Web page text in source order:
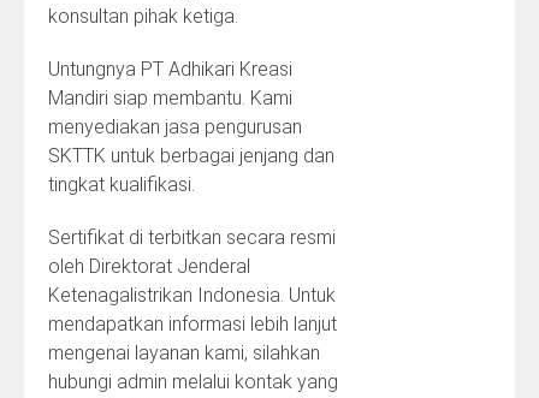
konsultan pihak ketiga.
Untungnya PT Adhikari Kreasi
Mandiri siap membantu. Kami
menyediakan jasa pengurusan
SKTTK untuk berbagai jenjang dan
tingkat kualifikasi.
Sertifikat di terbitkan secara resmi
oleh Direktorat Jenderal
Ketenagalistrikan Indonesia. Untuk
mendapatkan informasi lebih lanjut
mengenai layanan kami, silahkan
hubungi admin melalui kontak yang